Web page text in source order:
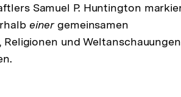
Samuel P. Huntington
einergemeinsamen
und